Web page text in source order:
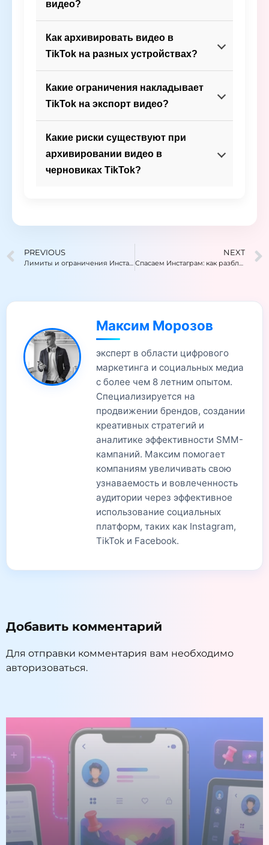
видео?
Как архивировать видео в
TikTok на разных устройствах?
Какие ограничения накладывает
TikTok на экспорт видео?
Какие риски существуют при
архивировании видео в
черновиках TikTok?
PREVIOUS
Лимиты и ограничения Инстаграм: подписки и подписчики, отписки и лайки
NEXT
Спасаем Инстаграм: как разблокировать аккаунт
Максим Морозов
эксперт в области цифрового
маркетинга и социальных медиа
с более чем 8 летним опытом.
Специализируется на
продвижении брендов, создании
креативных стратегий и
аналитике эффективности SMM-
кампаний. Максим помогает
компаниям увеличивать свою
узнаваемость и вовлеченность
аудитории через эффективное
использование социальных
платформ, таких как Instagram,
TikTok и Facebook.
Добавить комментарий
Для отправки комментария вам необходимо
авторизоваться.